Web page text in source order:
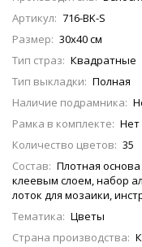
Артикул: 716-BK-S
Размер: 30х40 см
Тип страз: Квадратные
Тип выкладки: Полная
Наличие подрамника:
Рамка в комплекте: Нет
Количество цветов: 35
Состав: Плотная
клеевым слоем, набор
лоток для мозаики,
Тематика: Цветы
Страна производства: